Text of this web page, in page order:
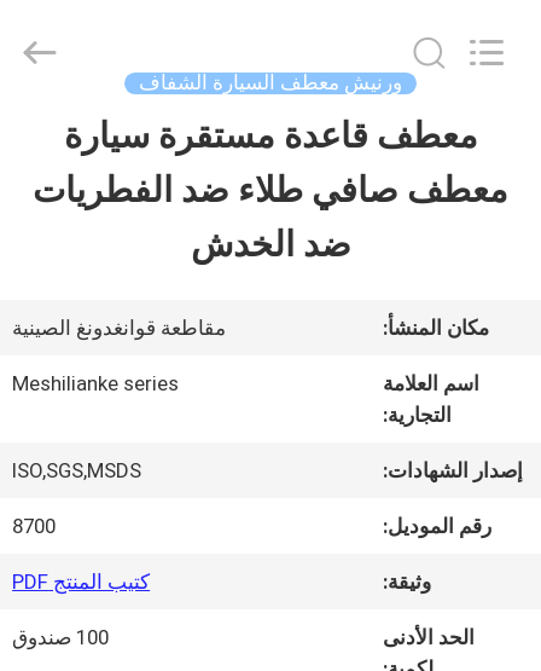
منزل
أشرطة
فيديو
حول
Chemical
ورنيش معطف السيارة الشفاف
معطف قاعدة مستقرة سيارة
معطف صافي طلاء ضد الفطريات
ضد الخدش
مكان المنشأ: مقاطعة قوانغدونغ الصينية
اسم العلامة
التجارية:
Meshilianke series
إصدار الشهادات: ISO,SGS,MSDS
رقم الموديل: 8700
وثيقة: كتيب المنتج PDF
الحد الأدنى
100 صندوق